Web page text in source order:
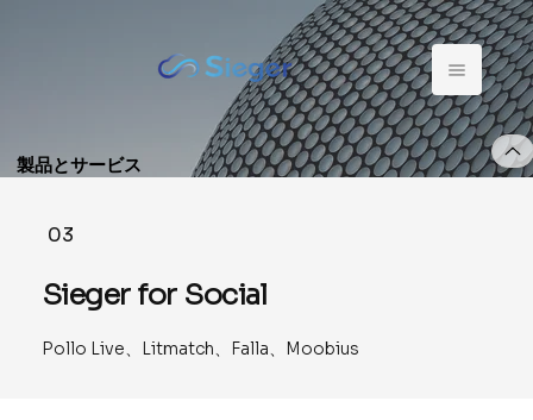
製品とサービス
03
Sieger for Social
Pollo Live、Litmatch、Falla、Moobius